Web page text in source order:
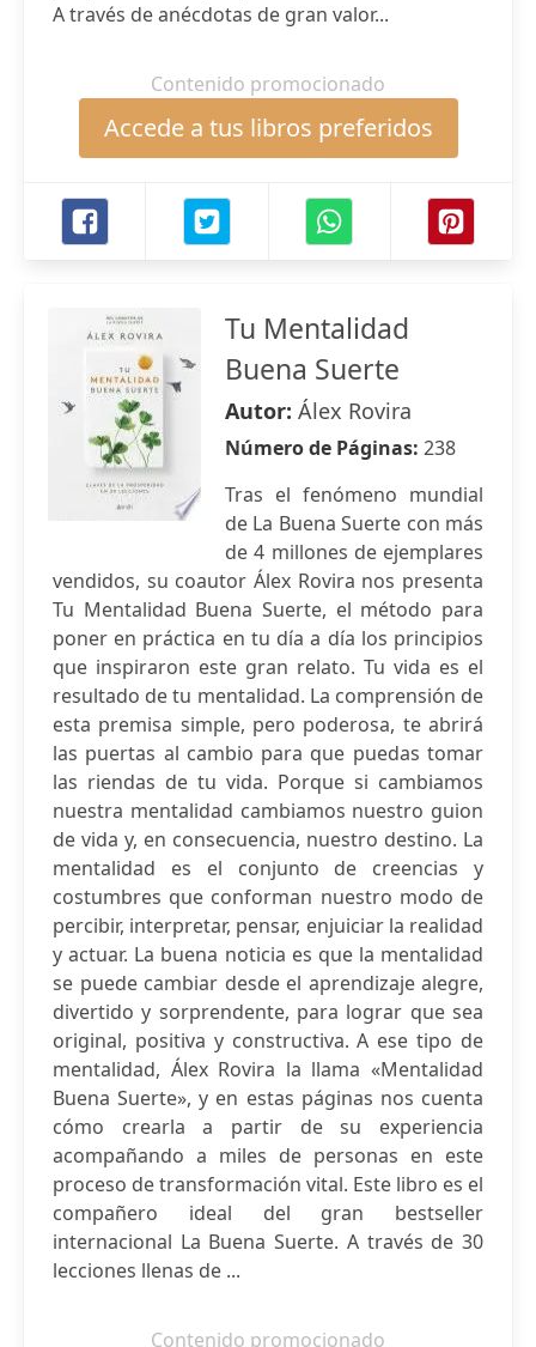
A través de anécdotas de gran valor...
Contenido promocionado
Accede a tus libros preferidos
Tu Mentalidad
Buena Suerte
Autor: Álex Rovira
Número de Páginas: 238
Tras el fenómeno mundial
de La Buena Suerte con más
de 4 millones de ejemplares
vendidos, su coautor Álex Rovira nos presenta
Tu Mentalidad Buena Suerte, el método para
poner en práctica en tu día a día los principios
que inspiraron este gran relato. Tu vida es el
resultado de tu mentalidad. La comprensión de
esta premisa simple, pero poderosa, te abrirá
las puertas al cambio para que puedas tomar
las riendas de tu vida. Porque si cambiamos
nuestra mentalidad cambiamos nuestro guion
de vida y, en consecuencia, nuestro destino. La
mentalidad es el conjunto de creencias y
costumbres que conforman nuestro modo de
percibir, interpretar, pensar, enjuiciar la realidad
y actuar. La buena noticia es que la mentalidad
se puede cambiar desde el aprendizaje alegre,
divertido y sorprendente, para lograr que sea
original, positiva y constructiva. A ese tipo de
mentalidad, Álex Rovira la llama «Mentalidad
Buena Suerte», y en estas páginas nos cuenta
cómo crearla a partir de su experiencia
acompañando a miles de personas en este
proceso de transformación vital. Este libro es el
compañero ideal del gran bestseller
internacional La Buena Suerte. A través de 30
lecciones llenas de ...
Contenido promocionado